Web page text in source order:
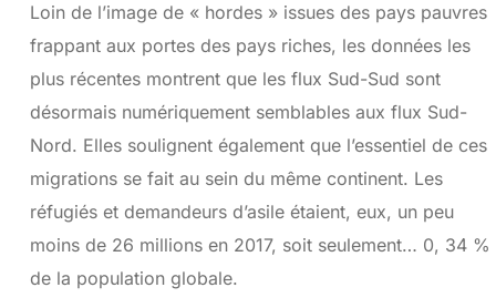
Loin de l’image de « hordes » issues des pays pauvres
frappant aux portes des pays riches, les données les
plus récentes montrent que les flux Sud-Sud sont
désormais numériquement semblables aux flux Sud-
Nord. Elles soulignent également que l’essentiel de ces
migrations se fait au sein du même continent. Les
réfugiés et demandeurs d’asile étaient, eux, un peu
moins de 26 millions en 2017, soit seulement… 0, 34 %
de la population globale.